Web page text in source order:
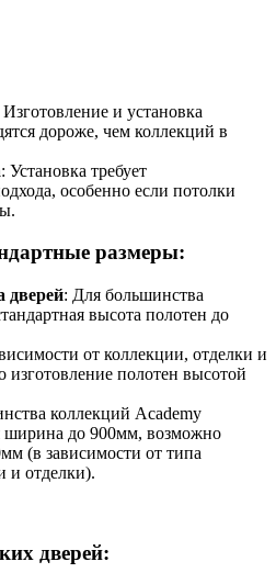
Изготовление и установка
дороже, чем коллекций в
: Установка требует
особенно если потолки
размеры:
дверей: Для большинства
высота полотен до
от коллекции, отделки и
полотен высотой
коллекций Academy
ширина до 900мм, возможно
(в зависимости от типа
и отделки).
дверей: